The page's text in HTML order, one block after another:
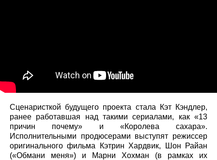
Сценаристкой будущего проекта стала Кэт Кэндлер,
ранее работавшая над такими сериалами, как «13
причин почему» и «Королева сахара».
Исполнительными продюсерами выступят режиссер
оригинального фильма Кэтрин Хардвик, Шон Райан
(«Обмани меня») и Марни Хохман (в рамках их